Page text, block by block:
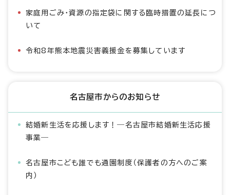
家庭用ごみ・資源の指定袋に関する臨時措置の延長につ
いて
令和8年熊本地震災害義援金を募集しています
名古屋市からのお知らせ
結婚新生活を応援します！―名古屋市結婚新生活応援
事業―
名古屋市こども誰でも通園制度（保護者の方へのご案
内）